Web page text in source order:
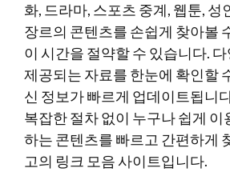
화, 드라마, 스포츠 중계, 웹툰, 성
장르의 콘텐츠를 손쉽게 찾아볼
이 시간을 절약할 수 있습니다.
제공되는 자료를 한눈에 확인할
신 정보가 빠르게 업데이트됩니
복잡한 절차 없이 누구나 쉽게 이
하는 콘텐츠를 빠르고 간편하게
고의 링크 모음 사이트입니다.